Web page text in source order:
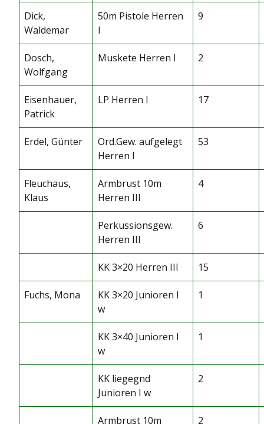
Dick,
Waldemar
50m Pistole Herren
I
9
Dosch,
Wolfgang
Muskete Herren I 2
Eisenhauer,
Patrick
LP Herren I 17
Erdel, Günter
Ord.Gew. aufgelegt
Herren I
53
Fleuchaus,
Klaus
Armbrust 10m
Herren III
4
Perkussionsgew.
Herren III
6
KK 3×20 Herren III 15
Fuchs, Mona
KK 3×20 Junioren I
w
1
KK 3×40 Junioren I
w
1
KK liegegnd
Junioren I w
2
Armbrust 10m 2